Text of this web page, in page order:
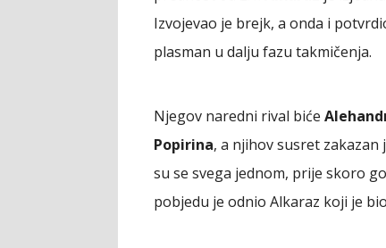
Izvojevao je brejk, a onda i
plasman u dalju fazu takmičenja.
Njegov naredni rival biće
Popirina, a njihov susret zakazan
su se svega jednom, prije skoro
pobjedu je odnio Alkaraz koji je